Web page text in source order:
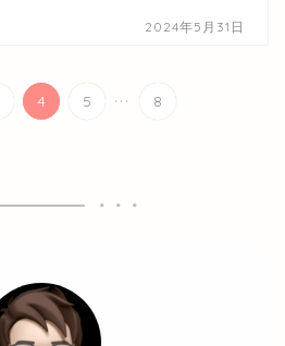
2024年5月31日
4 5 ... 8